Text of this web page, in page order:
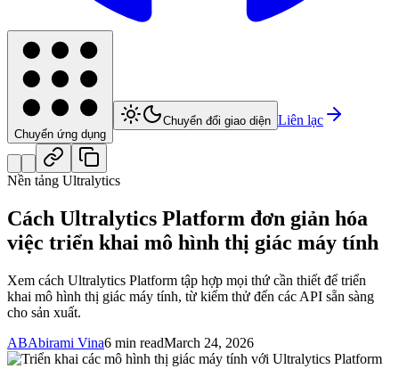
Chuyển ứng dụng
Chuyển đổi giao diện Liên lạc
Nền tảng Ultralytics
Cách Ultralytics Platform đơn giản hóa
việc triển khai mô hình thị giác máy tính
Xem cách Ultralytics Platform tập hợp mọi thứ cần thiết để triển
khai mô hình thị giác máy tính, từ kiểm thử đến các API sẵn sàng
cho sản xuất.
ABAbirami Vina6 min readMarch 24, 2026